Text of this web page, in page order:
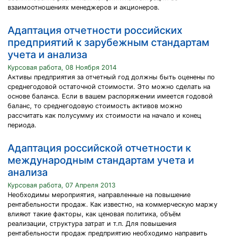
взаимоотношениях менеджеров и акционеров.
Адаптация отчетности российских
предприятий к зарубежным стандартам
учета и анализа
Курсовая работа, 08 Ноября 2014
Активы предприятия за отчетный год должны быть оценены по
среднегодовой остаточной стоимости. Это можно сделать на
основе баланса. Если в вашем распоряжении имеется годовой
баланс, то среднегодовую стоимость активов можно
рассчитать как полусумму их стоимости на начало и конец
периода.
Адаптация российской отчетности к
международным стандартам учета и
анализа
Курсовая работа, 07 Апреля 2013
Необходимы мероприятия, направленные на повышение
рентабельности продаж. Как известно, на коммерческую маржу
влияют такие факторы, как ценовая политика, объём
реализации, структура затрат и т.п. Для повышения
рентабельности продаж предприятию необходимо направить